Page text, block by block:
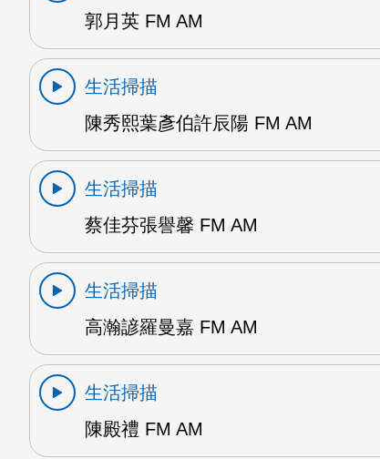
郭月英 FM AM
生活掃描
陳秀熙葉彥伯許辰陽 FM AM
生活掃描
蔡佳芬張譽馨 FM AM
生活掃描
高瀚諺羅曼嘉 FM AM
生活掃描
陳殿禮 FM AM